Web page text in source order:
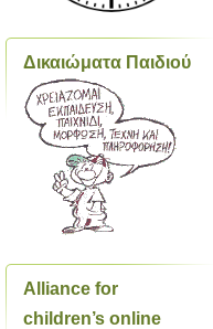
Δικαιώματα Παιδιού
Alliance for
children’s online